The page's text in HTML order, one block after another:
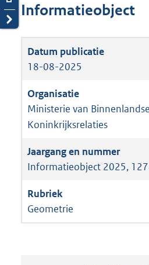
Informatieobject
18-08-2025
Ministerie van
Koninkrijksrelaties
Informatieobject 2025,
Geometrie